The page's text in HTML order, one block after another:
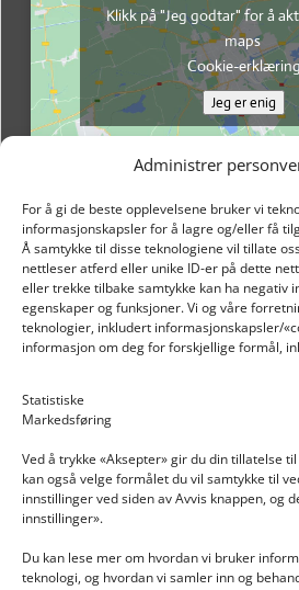
Administrer
For å gi de beste opplevelsene bruker vi
informasjonskapsler for å lagre og/eller få
Å samtykke til disse teknologiene vil tillate
nettleser atferd eller unike ID-er på dette
eller trekke tilbake samtykke kan ha negativ
egenskaper og funksjoner. Vi og våre
teknologier, inkludert informasjonskapsler/
informasjon om deg for forskjellige formål,
Statistiske
Markedsføring
Ved å trykke «Aksepter» gir du din tillatelse
kan også velge formålet du vil samtykke til
innstillinger ved siden av Avvis knappen, og
innstillinger».
Du kan lese mer om hvordan vi bruker
teknologi, og hvordan vi samler inn og
Klikk på "Jeg godtar" for å
maps
Cookie-
Jeg er enig